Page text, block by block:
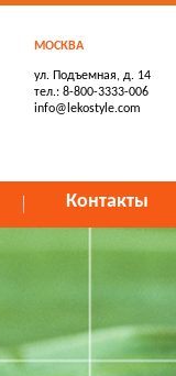
МОСКВА
ул. Подъемная, д. 14
тел.: 8-800-3333-006
info@lekostyle.com
Контакты